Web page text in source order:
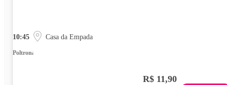
10:45 Casa da Empada
Poltrona
R$ 11,90